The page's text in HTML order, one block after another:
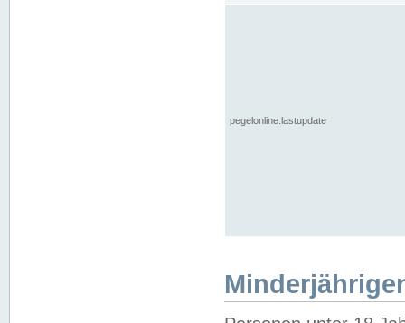
pegelonline.lastupdate